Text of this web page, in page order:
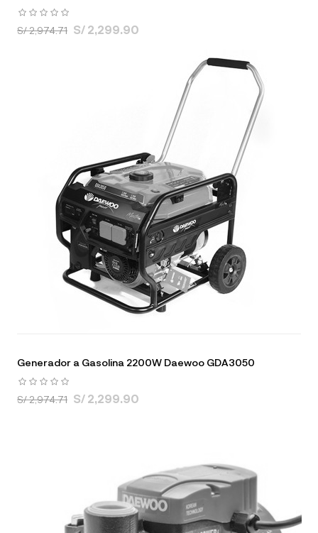
S/ 2,974.71 S/ 2,299.90
Generador a Gasolina 2200W Daewoo GDA3050
S/ 2,974.71 S/ 2,299.90